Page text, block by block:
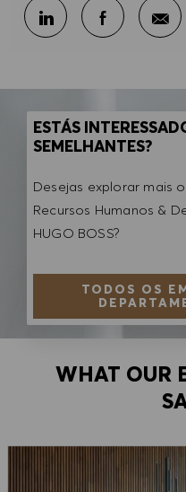
Partilhar
ESTÁS
SEMELHANTES?
Desejas explorar mais
Recursos Humanos &
HUGO BOSS?
TODOS OS
WHAT OUR